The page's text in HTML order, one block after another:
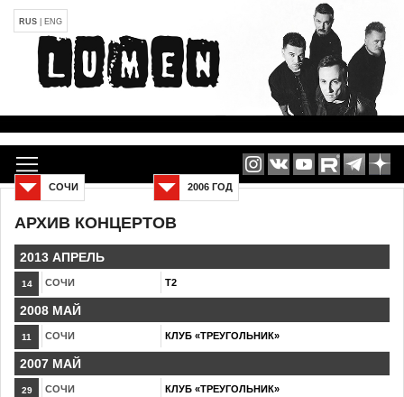
RUS ENG
АРХИВ КОНЦЕРТОВ
2006 ГОД
СОЧИ
2013 АПРЕЛЬ
14 СОЧИ Т2
2008 МАЙ
11 СОЧИ КЛУБ «ТРЕУГОЛЬНИК»
2007 МАЙ
29 СОЧИ КЛУБ «ТРЕУГОЛЬНИК»